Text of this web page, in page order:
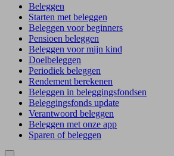
Beleggen
Starten met beleggen
Beleggen voor beginners
Pensioen beleggen
Beleggen voor mijn kind
Doelbeleggen
Periodiek beleggen
Rendement berekenen
Beleggen in beleggingsfondsen
Beleggingsfonds update
Verantwoord beleggen
Beleggen met onze app
Sparen of beleggen